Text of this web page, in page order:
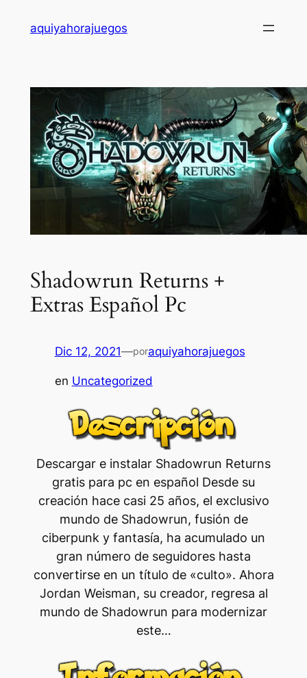
aquiyahorajuegos
Shadowrun Returns +
Extras Español Pc
Dic 12, 2021—poraquiyahorajuegos
en Uncategorized
Descargar e instalar Shadowrun Returns
gratis para pc en español Desde su
creación hace casi 25 años, el exclusivo
mundo de Shadowrun, fusión de
ciberpunk y fantasía, ha acumulado un
gran número de seguidores hasta
convertirse en un título de «culto». Ahora
Jordan Weisman, su creador, regresa al
mundo de Shadowrun para modernizar
este…